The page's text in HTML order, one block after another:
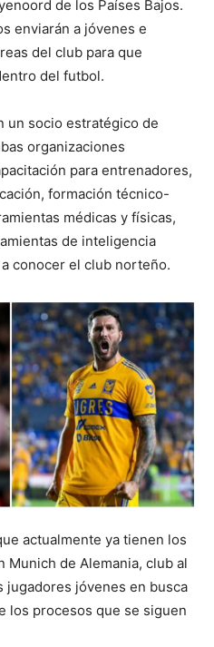
de los Países Bajos.
enviarán a jóvenes e
del club para que
del futbol.
un socio estratégico de
organizaciones
para entrenadores,
formación técnico-
médicas y físicas,
de inteligencia
conocer el club norteño.
actualmente ya tienen los
Munich de Alemania, club al
jugadores jóvenes en busca
los procesos que se siguen